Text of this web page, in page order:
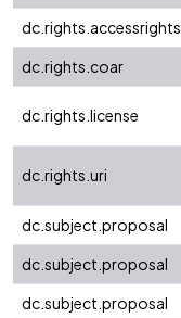
dc.rights.accessrights
dc.rights.coar
dc.rights.license
dc.rights.uri
dc.subject.proposal
dc.subject.proposal
dc.subject.proposal